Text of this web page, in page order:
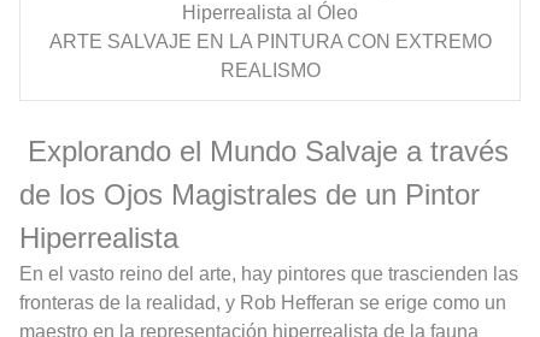
Hiperrealista al Óleo
ARTE SALVAJE EN LA PINTURA CON EXTREMO
REALISMO
Explorando el Mundo Salvaje a través
de los Ojos Magistrales de un Pintor
Hiperrealista
En el vasto reino del arte, hay pintores que trascienden las
fronteras de la realidad, y Rob Hefferan se erige como un
maestro en la representación hiperrealista de la fauna